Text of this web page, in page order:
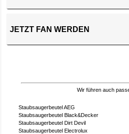
JETZT FAN WERDEN
Wir führen auch
Staubsaugerbeutel AEG
Staubsaugerbeutel Black&Decker
Staubsaugerbeutel Dirt Devil
Staubsaugerbeutel Electrolux